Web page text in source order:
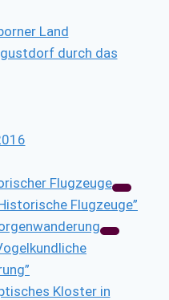
Land
durch das
Flugzeuge
Flugzeuge”
Kloster in